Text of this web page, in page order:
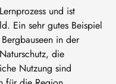
und ist
Ein sehr gutes Beispiel
in der
die
Nutzung sind